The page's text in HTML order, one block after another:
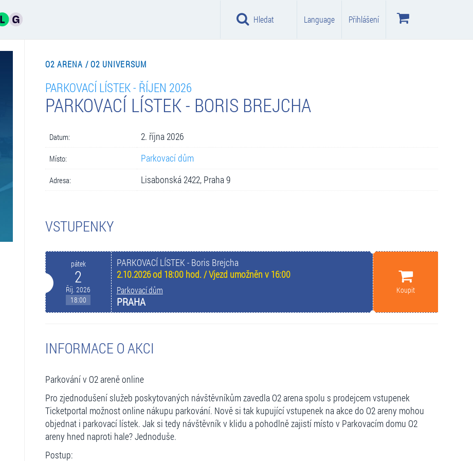
Hledat Language Přihlášení
O2 ARENA / O2 UNIVERSUM
PARKOVACÍ LÍSTEK - ŘÍJEN 2026
PARKOVACÍ LÍSTEK - BORIS BREJCHA
Datum: 2. října 2026
Místo: Parkovací dům
Adresa: Lisabonská 2422, Praha 9
VSTUPENKY
pátek
2
Říj. 2026
18:00
PARKOVACÍ LÍSTEK - Boris Brejcha
2.10.2026 od 18:00 hod. / Vjezd umožněn v 16:00
Parkovací dům
PRAHA
Koupit
INFORMACE O AKCI
Parkování v O2 areně online
Pro zjednodušení služeb poskytovaných návštěvníkům zavedla O2 arena spolu s prodejcem vstupenek
Ticketportal možnost online nákupu parkování. Nově si tak kupující vstupenek na akce do O2 areny mohou
objednat i parkovací lístek. Jak si tedy návštěvník v klidu a pohodlně zajistí místo v Parkovacím domu O2
areny hned naproti hale? Jednoduše.
Postup: